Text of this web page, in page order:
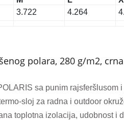
3.722 4.264
polara, 280 g/m2, crna
sa punim rajsferšlusom
sloj za radna i outdoor
toplotna izolacija, udobnost i